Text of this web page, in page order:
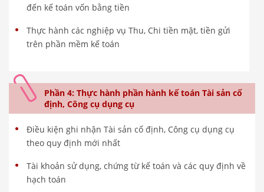
đến kế toán vốn bằng tiền
Thực hành các nghiệp vụ Thu, Chi tiền mặt, tiền gửi
trên phần mềm kế toán
Phần 4: Thực hành phần hành kế toán Tài sản cố
định, Công cụ dụng cụ
Điều kiện ghi nhận Tài sản cố định, Công cụ dụng cụ
theo quy định mới nhất
Tài khoản sử dụng, chứng từ kế toán và các quy định về
hạch toán